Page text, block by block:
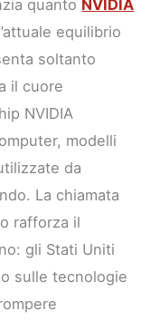
quanto NVIDIA
equilibrio
soltanto
il cuore
NVIDIA
modelli
da
La chiamata
rafforza il
gli Stati Uniti
sulle tecnologie